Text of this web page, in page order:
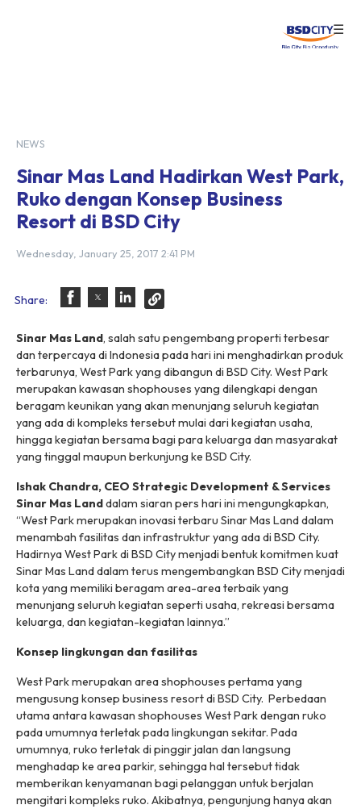
☰
NEWS
Sinar Mas Land Hadirkan West Park,
Ruko dengan Konsep Business
Resort di BSD City
Wednesday, January 25, 2017 2:41 PM
Share:
Sinar Mas Land, salah satu pengembang properti terbesar
dan terpercaya di Indonesia pada hari ini menghadirkan produk
terbarunya, West Park yang dibangun di BSD City. West Park
merupakan kawasan shophouses yang dilengkapi dengan
beragam keunikan yang akan menunjang seluruh kegiatan
yang ada di kompleks tersebut mulai dari kegiatan usaha,
hingga kegiatan bersama bagi para keluarga dan masyarakat
yang tinggal maupun berkunjung ke BSD City.
Ishak Chandra, CEO Strategic Development & Services
Sinar Mas Landdalam siaran pers hari ini mengungkapkan,
“West Park merupakan inovasi terbaru Sinar Mas Land dalam
menambah fasilitas dan infrastruktur yang ada di BSD City.
Hadirnya West Park di BSD City menjadi bentuk komitmen kuat
Sinar Mas Land dalam terus mengembangkan BSD City menjadi
kota yang memiliki beragam area-area terbaik yang
menunjang seluruh kegiatan seperti usaha, rekreasi bersama
keluarga, dan kegiatan-kegiatan lainnya.”
Konsep lingkungan dan fasilitas
West Park merupakan areashophouses pertama yang
mengusung konsep business resort di BSD City. Perbedaan
utama antara kawasan shophouses West Park dengan ruko
pada umumnya terletak pada lingkungan sekitar. Pada
umumnya, ruko terletak di pinggir jalan dan langsung
menghadap ke area parkir, sehingga hal tersebut tidak
memberikan kenyamanan bagi pelanggan untuk berjalan
mengitari kompleks ruko. Akibatnya, pengunjung hanya akan